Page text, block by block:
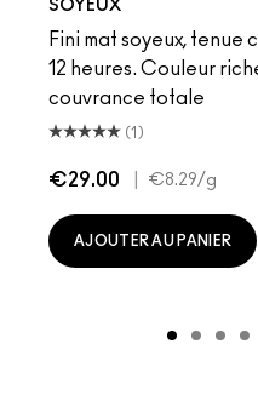
SOYEUX
Fini mat soyeux, tenue
12 heures. Couleur
couvrance totale
(1)
€29.00 €8.29/g
AJOUTER AU PANIER